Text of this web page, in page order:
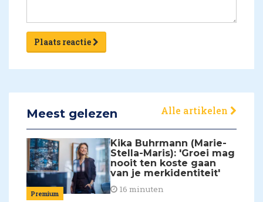
Plaats reactie
Meest gelezen Alle artikelen
Premium
Kika Buhrmann (Marie-
Stella-Maris): 'Groei mag
nooit ten koste gaan
van je merkidentiteit'
16 minuten